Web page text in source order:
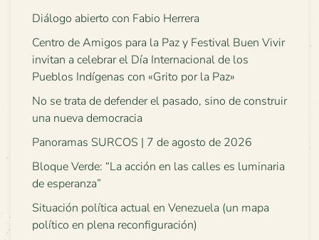
Diálogo abierto con Fabio Herrera
Centro de Amigos para la Paz y Festival Buen Vivir
invitan a celebrar el Día Internacional de los
Pueblos Indígenas con «Grito por la Paz»
No se trata de defender el pasado, sino de construir
una nueva democracia
Panoramas SURCOS | 7 de agosto de 2026
Bloque Verde: “La acción en las calles es luminaria
de esperanza”
Situación política actual en Venezuela (un mapa
político en plena reconfiguración)